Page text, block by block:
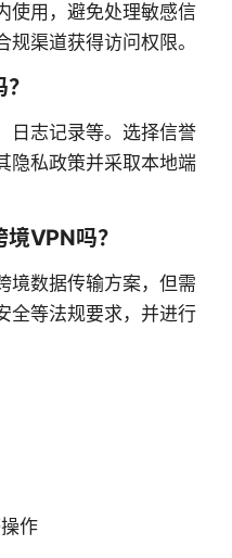
使用，避免处理敏感信
渠道获得访问权限。
日志记录等。选择信誉
隐私政策并采取本地端
VPN吗？
境数据传输方案，但需
全等法规要求，并进行
作